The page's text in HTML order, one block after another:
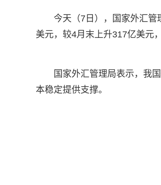
今天（7日），国家外汇管
美元，较4月末上升317亿美元
国家外汇管理局表示，我
本稳定提供支撑。